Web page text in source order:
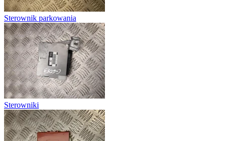
Sterownik parkowania
Sterowniki